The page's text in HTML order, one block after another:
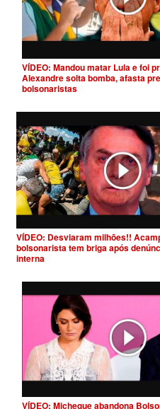
VÍDEO: Mandou matar Lula e foi
Alexandre solta bomba, afasta
bolsonaristas
VÍDEO: Desviaram milhões!!
bolsonarista tem briga após
interna
VÍDEO: Micheque abandona